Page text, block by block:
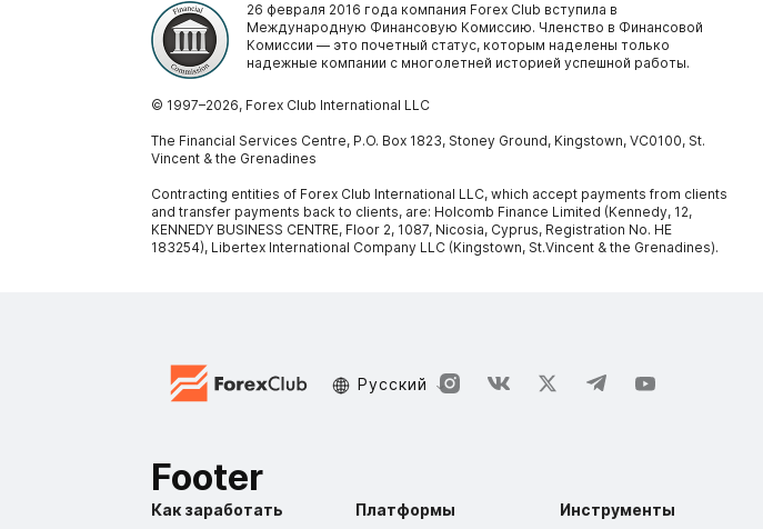
26 февраля 2016 года компания Forex Club вступила в
Международную Финансовую Комиссию. Членство в Финансовой
Комиссии — это почетный статус, которым наделены только
надежные компании с многолетней историей успешной работы.
© 1997–2026, Forex Club International LLC
The Financial Services Centre, P.O. Box 1823, Stoney Ground, Kingstown, VC0100, St.
Vincent & the Grenadines
Contracting entities of Forex Club International LLC, which accept payments from clients
and transfer payments back to clients, are: Holcomb Finance Limited (Kennedy, 12,
KENNEDY BUSINESS CENTRE, Floor 2, 1087, Nicosia, Cyprus, Registration No. HE
183254), Libertex International Company LLC (Kingstown, St.Vincent & the Grenadines).
Русский
Footer
Как заработать Платформы Инструменты